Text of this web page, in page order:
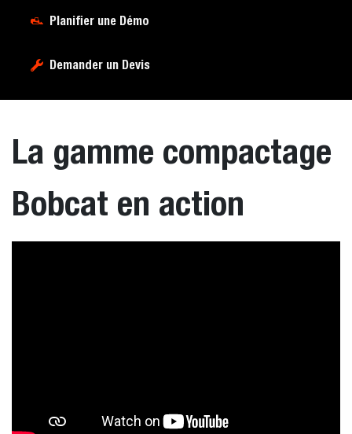
Planifier une Démo
Demander un Devis
La gamme compactage
Bobcat en action